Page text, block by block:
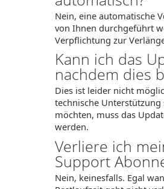
Nein, eine automatische
von Ihnen durchgeführt
Verpflichtung zur
Kann ich das
nachdem dies
Dies ist leider nicht
technische
möchten, muss das
werden.
Verliere ich
Support
Nein, keinesfalls. Egal